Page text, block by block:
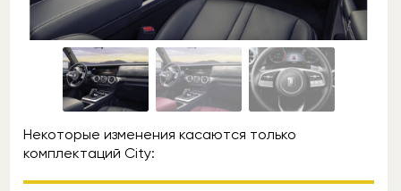
Некоторые изменения касаются только
комплектаций City: